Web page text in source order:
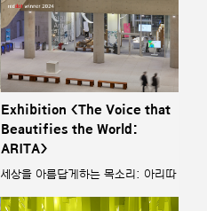
Exhibition <The Voice that
Beautifies the World:
ARITA>
세상을 아름답게하는 목소리: 아리따